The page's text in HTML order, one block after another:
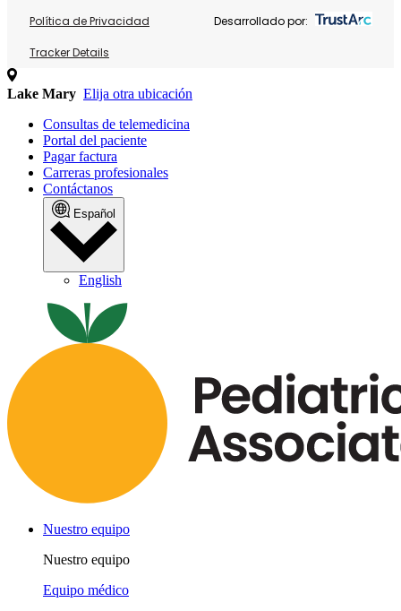
Política de Privacidad
Tracker Details
Desarrollado por:
Lake Mary Elija otra ubicación
Consultas de telemedicina
Portal del paciente
Pagar factura
Carreras profesionales
Contáctanos
Español
English
Nuestro equipo
Nuestro equipo
Equipo médico